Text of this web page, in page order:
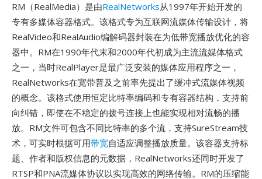
RM（RealMedia）是由RealNetworks从1997年开始开发的
专有多媒体容器格式。该格式专为互联网流媒体传输设计，将
RealVideo和RealAudio编解码器封装在为低带宽播放优化的容
器中。RM在1990年代末和2000年代初成为主流流媒体格式
之一，当时RealPlayer是最广泛安装的媒体应用程序之一，
RealNetworks在宽带普及之前率先提出了缓冲式流媒体视频
的概念。该格式使用恒定比特率编码和专有容器结构，支持前
向纠错，即使在不稳定的拨号连接上也能实现相对流畅的播
放。RM文件可包含不同比特率的多个流，支持SureStream技
术，可实时根据可用带宽自适应调整播放质量。该容器支持标
题、作者和版权信息的元数据，RealNetworks还同时开发了
RTSP和PNA流媒体协议以实现高效的网络传输。RM的压缩能